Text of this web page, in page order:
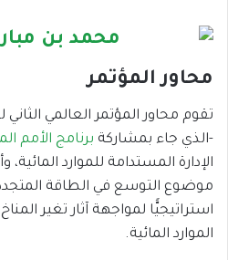
محاور المؤتمر
تقوم محاور المؤتمر العالمي الثاني
-الذي جاء بمشاركة برنامج الأمم
الإدارة المستدامة للموارد
موضوع التوسع في الطاقة
استراتيجيًّا لمواجهة آثار تغير
الموارد المائية.